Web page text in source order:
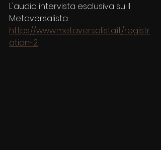
L'audio intervista esclusiva su Il
Metaversalista
https://www.metaversalista.it/registr
ation-2